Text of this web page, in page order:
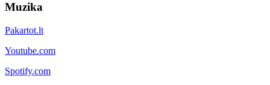
Muzika
Pakartot.lt
Youtube.com
Spotify.com